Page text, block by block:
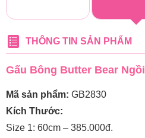
THÔNG TIN SẢN PHẨM
Gấu Bông Butter Bear
Mã sản phẩm: GB2830
Kích Thước:
Size 1: 60cm – 385.000đ.